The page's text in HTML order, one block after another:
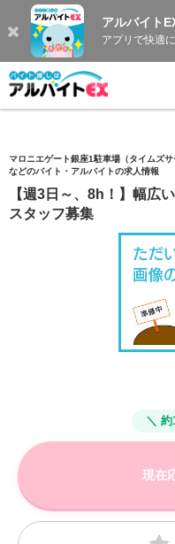
アルバイト
アプリで快適
マロニエゲート銀座1駐車場（タイムズ
などのバイト・アルバイトの求人情報
【週3日～、8h！】幅広
スタッフ募集
＼ 約
現在